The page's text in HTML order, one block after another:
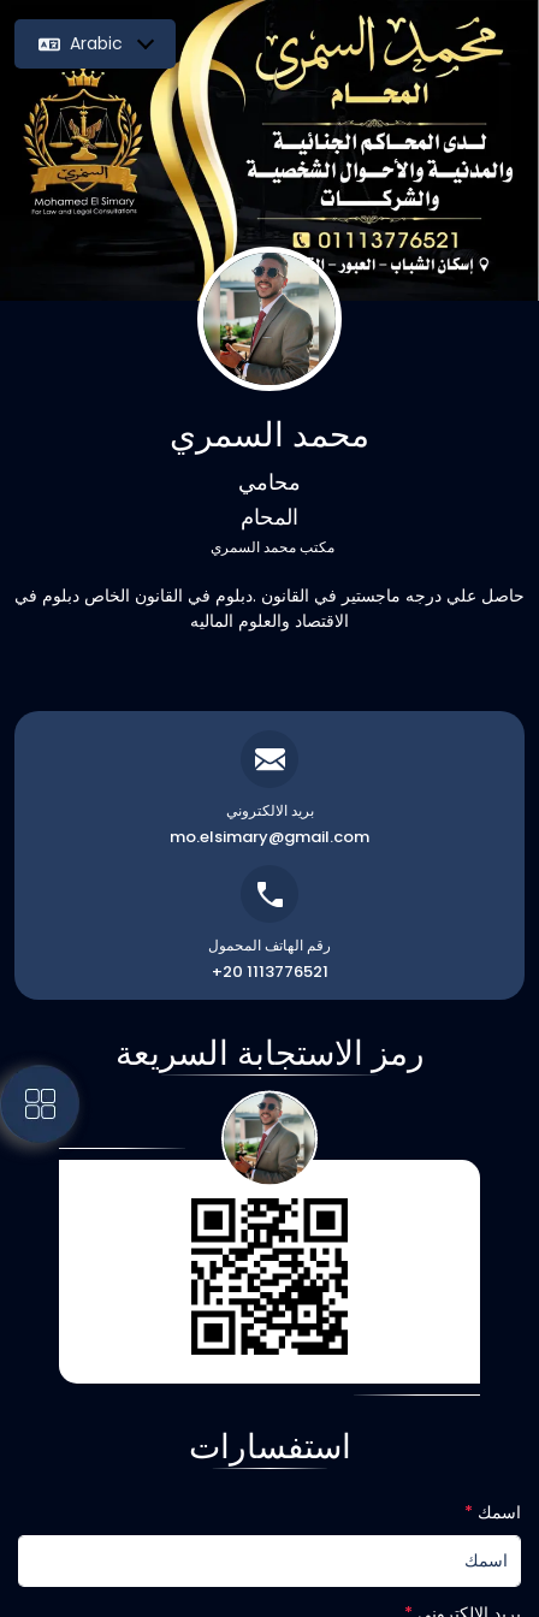
Arabic
محمد السمري
محامي
المحام
مكتب محمد السمري
حاصل علي درجه ماجستير في القانون .دبلوم في القانون الخاص دبلوم في
الاقتصاد والعلوم الماليه
بريد الالكتروني
mo.elsimary@gmail.com
رقم الهاتف المحمول
+20 1113776521
رمز الاستجابة السريعة
استفسارات
اسمك *